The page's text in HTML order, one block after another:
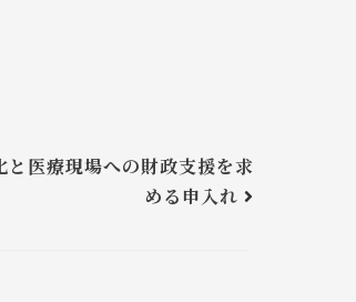
医療現場への財政支援を求
める申入れ